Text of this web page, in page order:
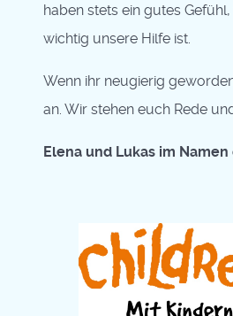
haben stets ein gutes
wichtig unsere Hilfe ist.
Wenn ihr neugierig
an. Wir stehen euch Rede
Elena und Lukas im Namen